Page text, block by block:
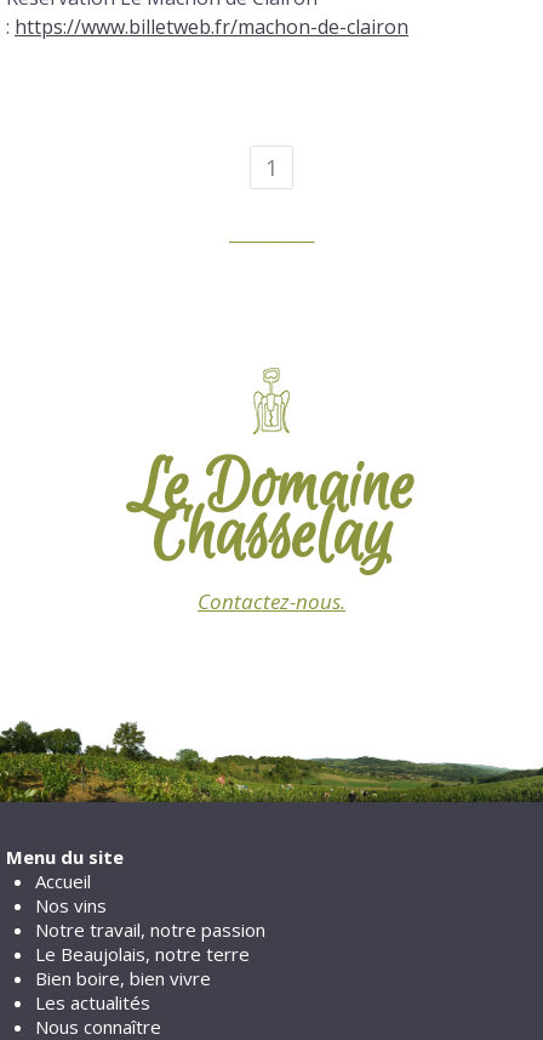
: https://www.billetweb.fr/machon-de-clairon
1
Le Domaine
Chasselay
Contactez-nous.
Menu du site
Accueil
Nos vins
Notre travail, notre passion
Le Beaujolais, notre terre
Bien boire, bien vivre
Les actualités
Nous connaître